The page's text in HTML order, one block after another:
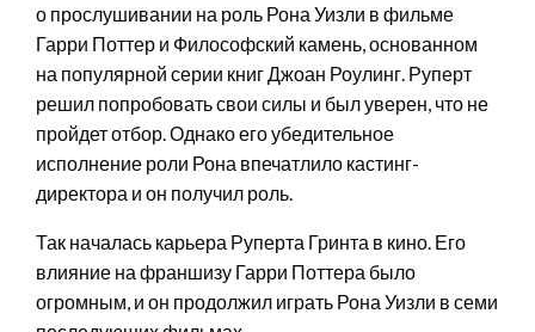
о прослушивании на роль Рона Уизли в фильме
Гарри Поттер и Философский камень, основанном
на популярной серии книг Джоан Роулинг. Руперт
решил попробовать свои силы и был уверен, что не
пройдет отбор. Однако его убедительное
исполнение роли Рона впечатлило кастинг-
директора и он получил роль.
Так началась карьера Руперта Гринта в кино. Его
влияние на франшизу Гарри Поттера было
огромным, и он продолжил играть Рона Уизли в семи